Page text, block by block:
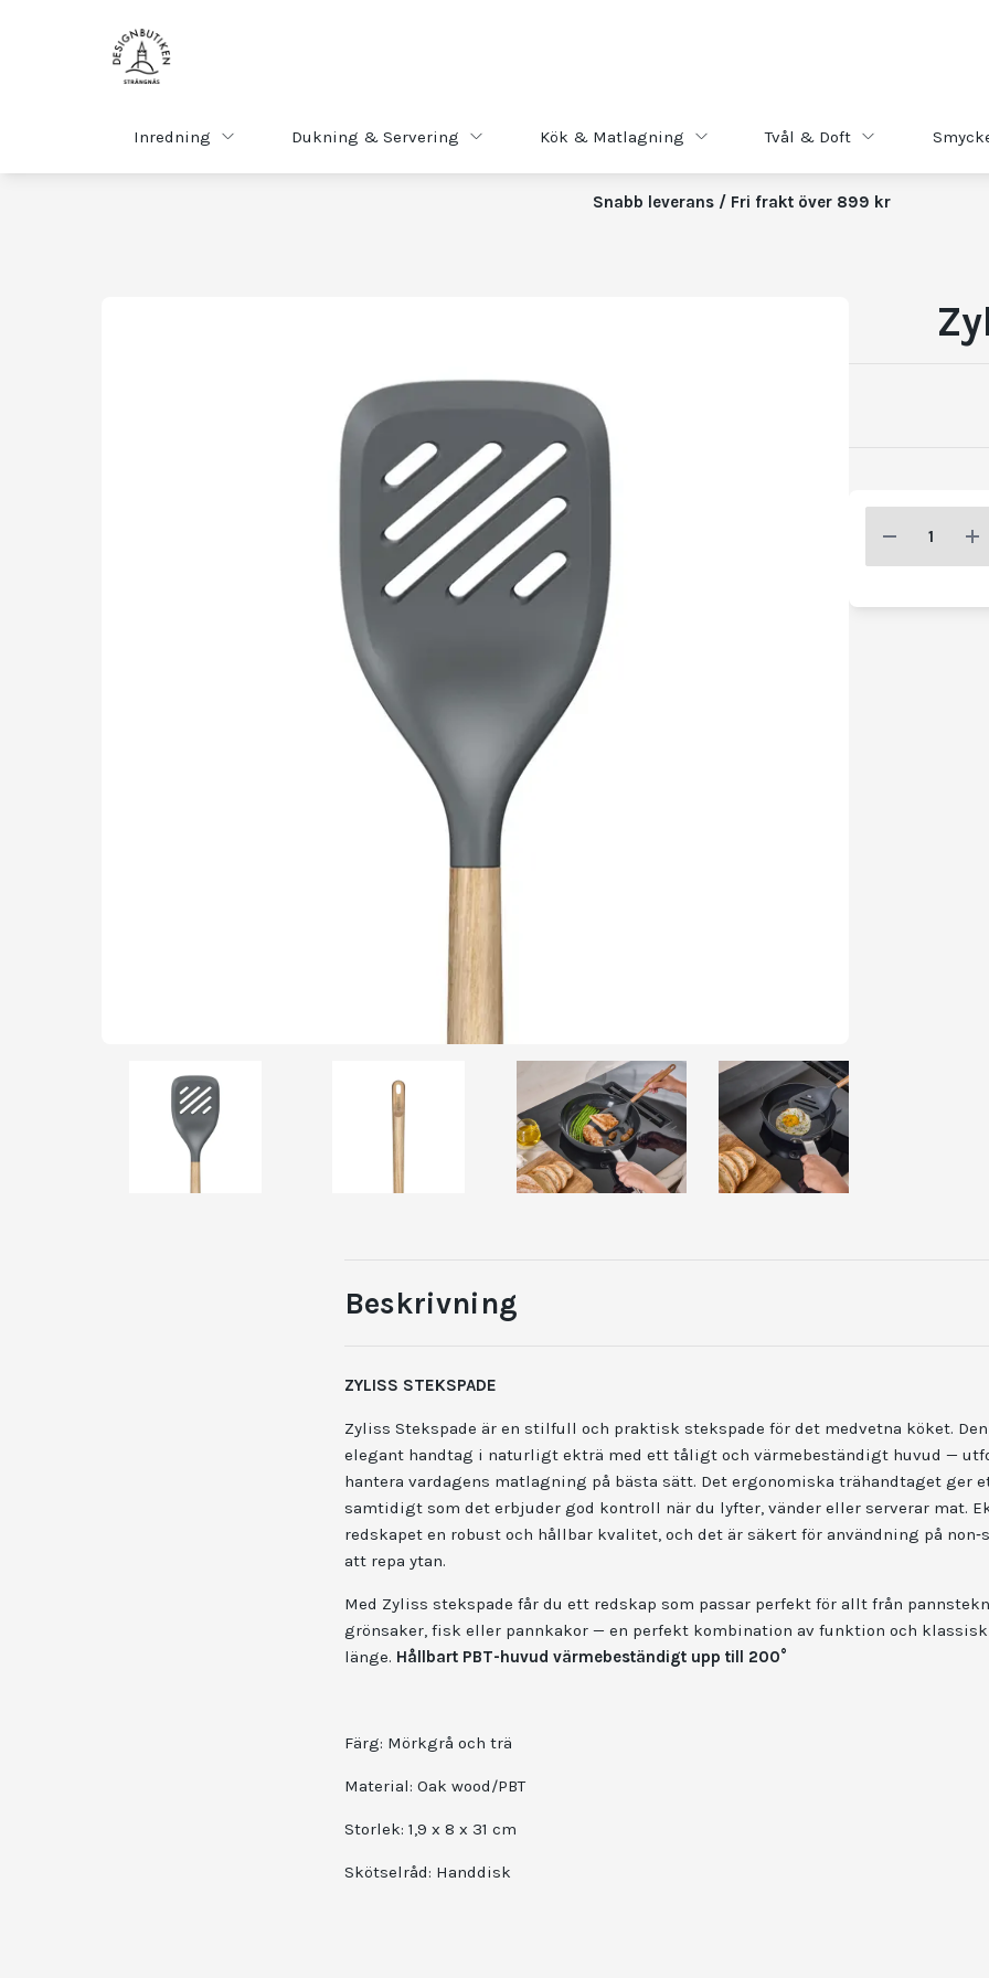
Inredning Dukning & Servering Kök & Matlagning Tvål & Doft
Snabb leverans / Fri frakt över 899 kr
Beskrivning
ZYLISS STEKSPADE
Zyliss Stekspade är en stilfull och praktisk stekspade för det medvetna köket.
elegant handtag i naturligt ekträ med ett tåligt och värmebeständigt huvud —
hantera vardagens matlagning på bästa sätt. Det ergonomiska trähandtaget ger
samtidigt som det erbjuder god kontroll när du lyfter, vänder eller serverar mat.
redskapet en robust och hållbar kvalitet, och det är säkert för användning på
att repa ytan.
Med Zyliss stekspade får du ett redskap som passar perfekt för allt från
grönsaker, fisk eller pannkakor — en perfekt kombination av funktion och
länge. Hållbart PBT-huvud värmebeständigt upp till 200°
Färg: Mörkgrå och trä
Material: Oak wood/PBT
Storlek: 1,9 x 8 x 31 cm
Skötselråd: Handdisk